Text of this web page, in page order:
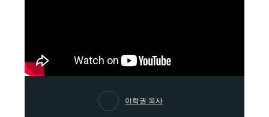
이학권 목사